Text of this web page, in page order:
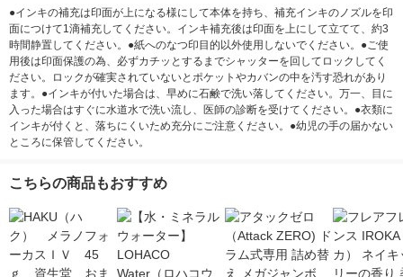
●インキの補充は印面が上になる様にして本体を持ち、補充インキのノズルを印
面につけて1滴補充してください。インキ補充後は印面を上にして立てて、約3
時間静置してください。●紙へのなつ印目的以外使用しないでください。●ご使
用後は印面保護の為、必ずカチッとするまでシャッターを回してロックしてく
ださい。ロックが確実されていないとポケットやカバンの中を汚す恐れがあり
ます。●インキが付いた場合は、早めに石鹸で洗い落してください。万一、目に
入った場合はすぐに水道水で洗い流し、医師の診断を受けてください。●衣類に
インキが付くと、落ちにくいため充分にご注意ください。●幼児の手の届かない
ところに保管してください。
こちらの商品もおすすめ